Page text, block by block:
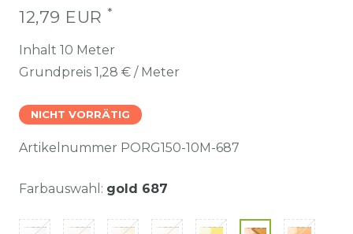
12,79 EUR *
Inhalt 10 Meter
Grundpreis 1,28 € / Meter
NICHT VORRÄTIG
Artikelnummer PORG150-10M-687
Farbauswahl: gold 687